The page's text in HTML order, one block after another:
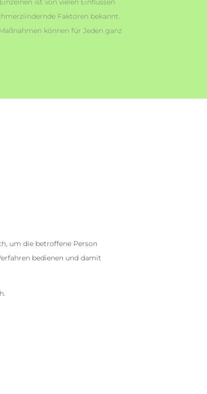
ist von vielen Einflüssen
Faktoren bekannt.
können für Jeden ganz
um die betroffene Person
bedienen und damit